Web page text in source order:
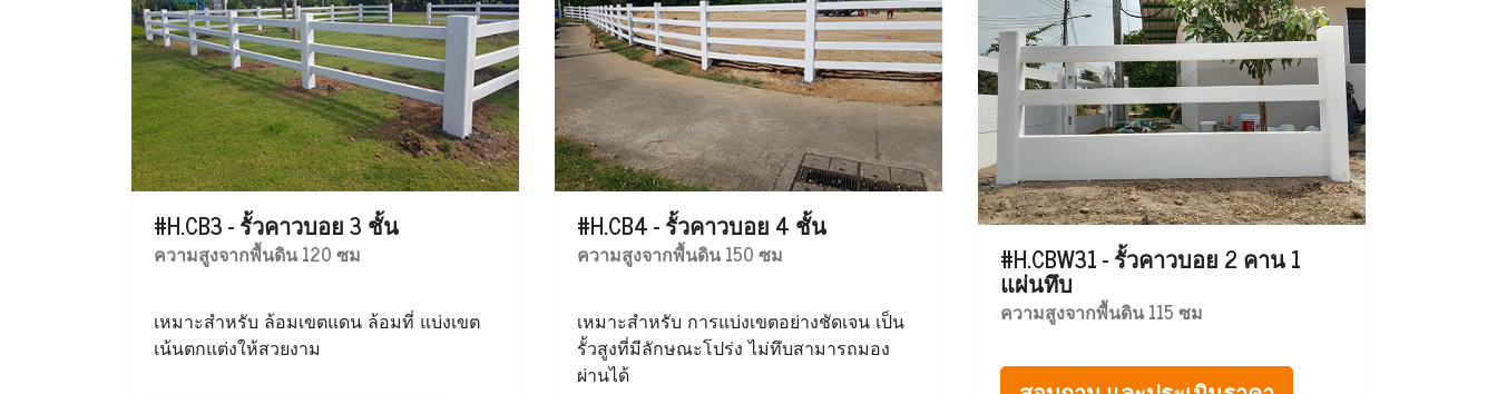
#H.CB3 - รั้วคาวบอย 3 ชั้น
ความสูงจากพื้นดิน 120 ซม
เหมาะสำหรับ ล้อมเขตแดน ล้อมที่ แบ่งเขต
เน้นตกแต่งให้สวยงาม
#H.CB4 - รั้วคาวบอย 4 ชั้น
ความสูงจากพื้นดิน 150 ซม
เหมาะสำหรับ การแบ่งเขตอย่างชัดเจน เป็น
รั้วสูงที่มีลักษณะโปร่ง ไม่ทึบสามารถมอง
ผ่านได้
#H.CBW31 - รั้วคาวบอย 2 คาน 1
แผ่นทึบ
ความสูงจากพื้นดิน 115 ซม